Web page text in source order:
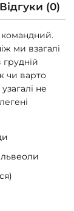
Відгуки (0)
командний.
ми взагалі
чи варто
не